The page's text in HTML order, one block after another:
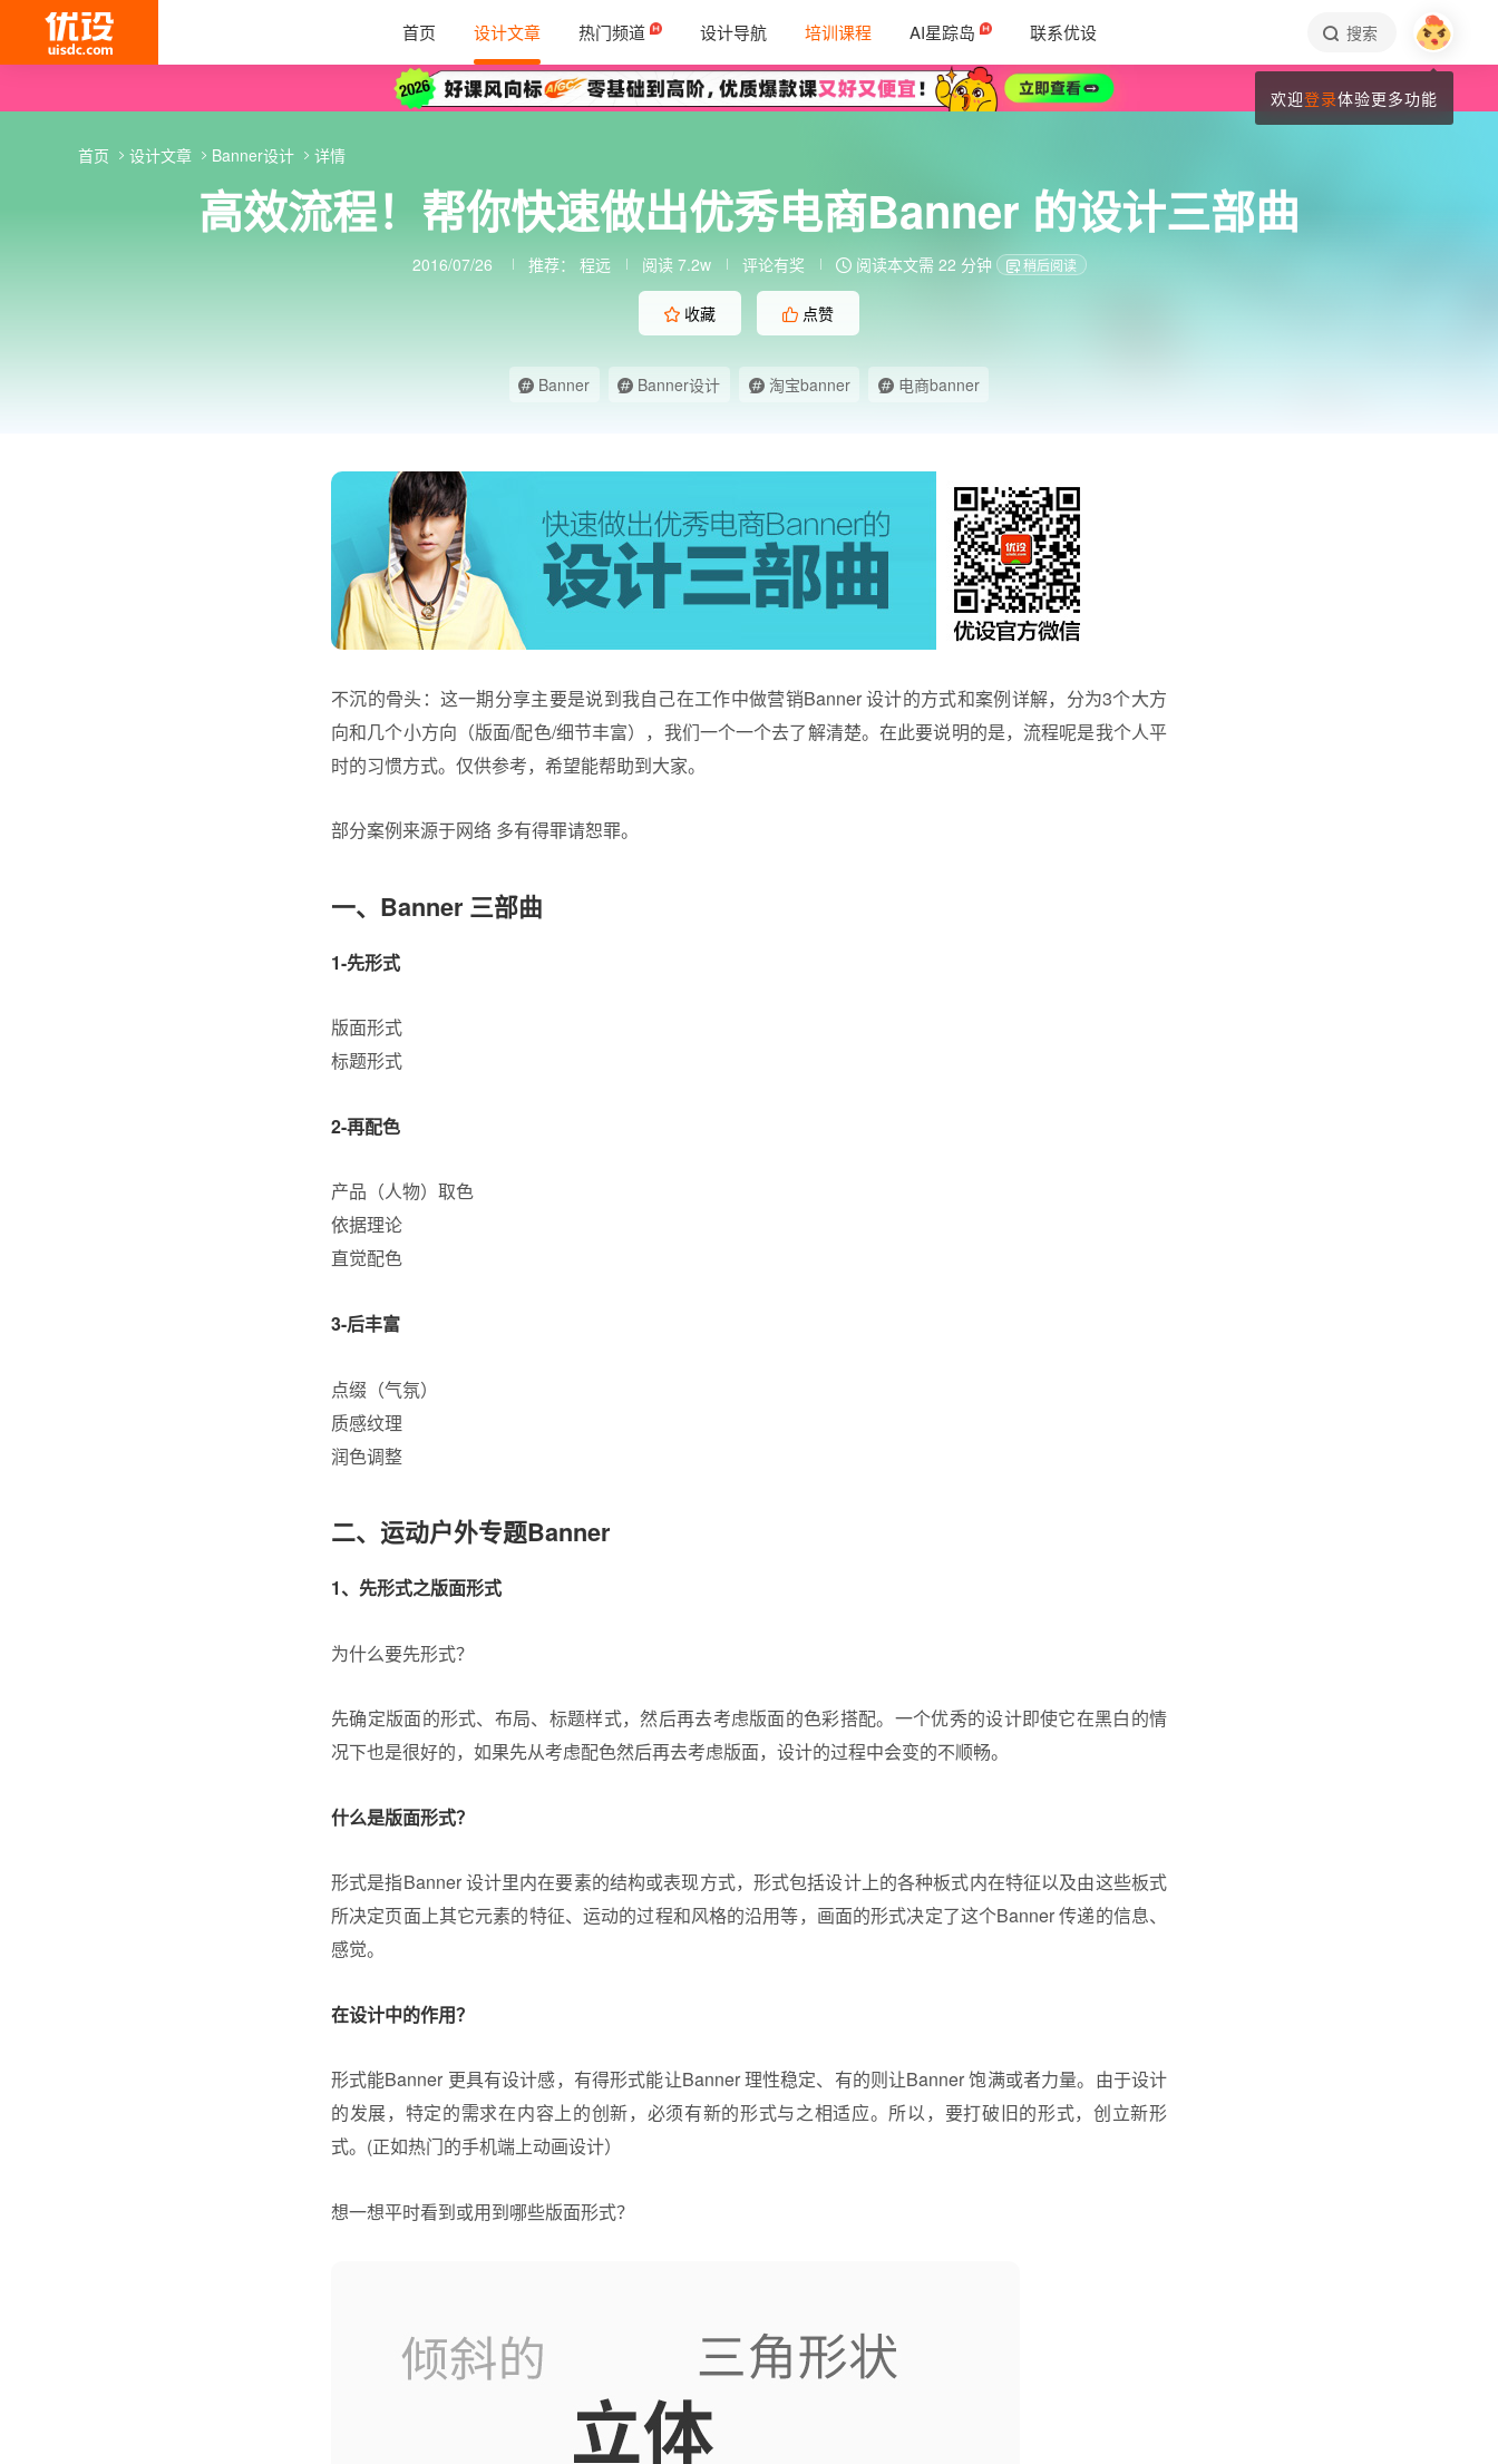
首页 设计文章 热门频道 设计导航 培训课程 AI星踪岛 联系优设 搜索
高效流程！帮你快速做出优秀电商Banner 的设计三部曲
2016/07/26 推荐： 程远 阅读 7.2w 评论有奖 阅读本文需 22 分钟 稍后阅读
收藏 点赞
Banner Banner设计 淘宝banner 电商banner
首页 设计文章 Banner设计 详情
不沉的骨头：这一期分享主要是说到我自己在工作中做营销Banner设计的方式和案例详解，分为3个大方
向和几个小方向（版面/配色/细节丰富），我们一个一个去了解清楚。在此要说明的是，流程呢是我个人平
时的习惯方式。仅供参考，希望能帮助到大家。
部分案例来源于网络 多有得罪请恕罪。
一、Banner 三部曲
1-先形式
版面形式
标题形式
2-再配色
产品（人物）取色
依据理论
直觉配色
3-后丰富
点缀（气氛）
质感纹理
润色调整
二、运动户外专题Banner
1、先形式之版面形式
为什么要先形式？
先确定版面的形式、布局、标题样式，然后再去考虑版面的色彩搭配。一个优秀的设计即使它在黑白的情
况下也是很好的，如果先从考虑配色然后再去考虑版面，设计的过程中会变的不顺畅。
什么是版面形式？
形式是指Banner 设计里内在要素的结构或表现方式，形式包括设计上的各种板式内在特征以及由这些板式
所决定页面上其它元素的特征、运动的过程和风格的沿用等，画面的形式决定了这个Banner 传递的信息、
感觉。
在设计中的作用？
形式能Banner 更具有设计感，有得形式能让Banner 理性稳定、有的则让Banner 饱满或者力量。由于设计
的发展，特定的需求在内容上的创新，必须有新的形式与之相适应。所以，要打破旧的形式，创立新形
式。(正如热门的手机端上动画设计）
想一想平时看到或用到哪些版面形式？
欢迎登录体验更多功能